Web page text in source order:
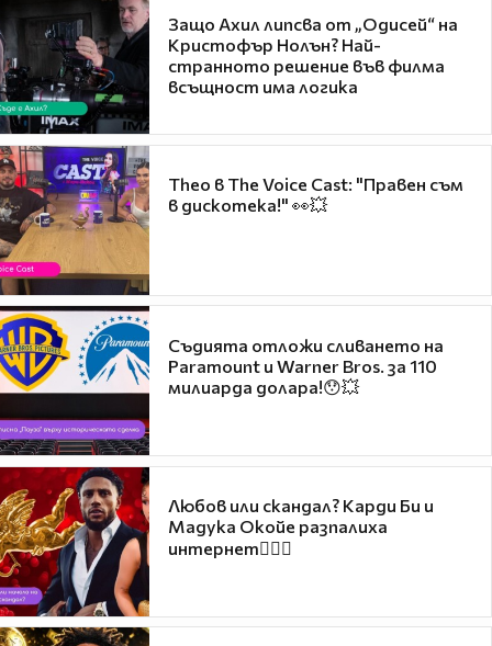
Защо Ахил липсва от „Одисей“ на
Кристофър Нолън? Най-
странното решение във филма
всъщност има логика
Theo в The Voice Cast: "Правен съм
в дискотека!" 👀💥
Съдията отложи сливането на
Paramount и Warner Bros. за 110
милиарда долара!😯💥
Любов или скандал? Карди Би и
Мадука Окойе разпалиха
интернет❤️‍🔥🔥